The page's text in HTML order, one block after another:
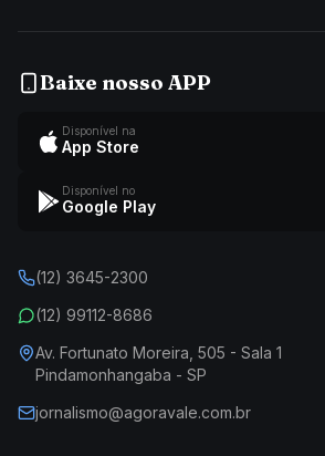
Baixe nosso APP
Disponível na
App Store
Disponível no
Google Play
(12) 3645-2300
(12) 99112-8686
Av. Fortunato Moreira, 505 - Sala 1
Pindamonhangaba - SP
jornalismo@agoravale.com.br